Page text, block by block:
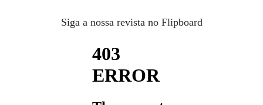
Siga a nossa revista no Flipboard